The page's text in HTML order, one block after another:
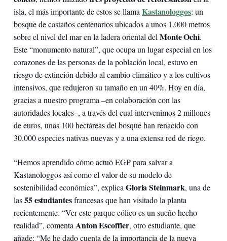
isla, el más importante de estos se llama Kastanologgos: un
bosque de castaños centenarios ubicados a unos 1.000 metros
sobre el nivel del mar en la ladera oriental del Monte Ochi.
Este “monumento natural”, que ocupa un lugar especial en los
corazones de las personas de la población local, estuvo en
riesgo de extinción debido al cambio climático y a los cultivos
intensivos, que redujeron su tamaño en un 40%. Hoy en día,
gracias a nuestro programa –en colaboración con las
autoridades locales–, a través del cual intervenimos 2 millones
de euros, unas 100 hectáreas del bosque han renacido con
30.000 especies nativas nuevas y a una extensa red de riego.
“Hemos aprendido cómo actuó EGP para salvar a
Kastanologgos así como el valor de su modelo de
sostenibilidad económica”, explicaGloria Steinmark, una de
las55 estudiantesfrancesas que han visitado la planta
recientemente. “Ver este parque eólico es un sueño hecho
realidad”, comentaAnton Escoffier, otro estudiante, que
añade: “Me he dado cuenta de la importancia de la nueva